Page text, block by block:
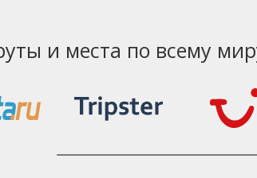
и места по всему